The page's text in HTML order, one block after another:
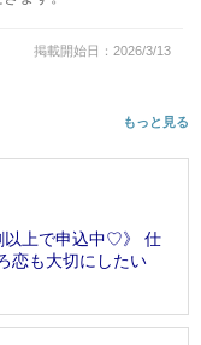
掲載開始日：2026/3/13
もっと見る
以上で申込中♡》 仕
恋も大切にしたい